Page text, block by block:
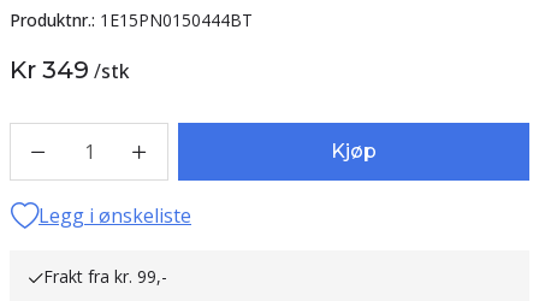
Produktnr.: 1E15PN0150444BT
Kr 349 /stk
1 Kjøp
Legg i ønskeliste
Frakt fra kr. 99,-